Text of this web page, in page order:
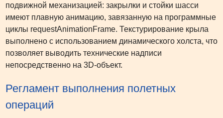
подвижной механизацией: закрылки и стойки шасси
имеют плавную анимацию, завязанную на программные
циклы requestAnimationFrame. Текстурирование крыла
выполнено с использованием динамического холста, что
позволяет выводить технические надписи
непосредственно на 3D-объект.
Регламент выполнения полетных
операций